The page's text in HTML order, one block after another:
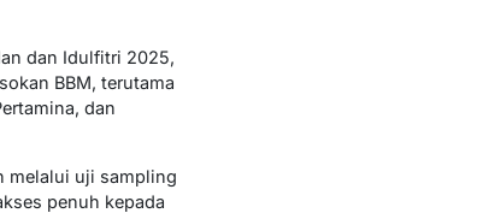
dan Idulfitri 2025,
BBM, terutama
dan
melalui uji sampling
penuh kepada